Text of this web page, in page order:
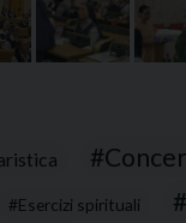
Esercizi spirituali